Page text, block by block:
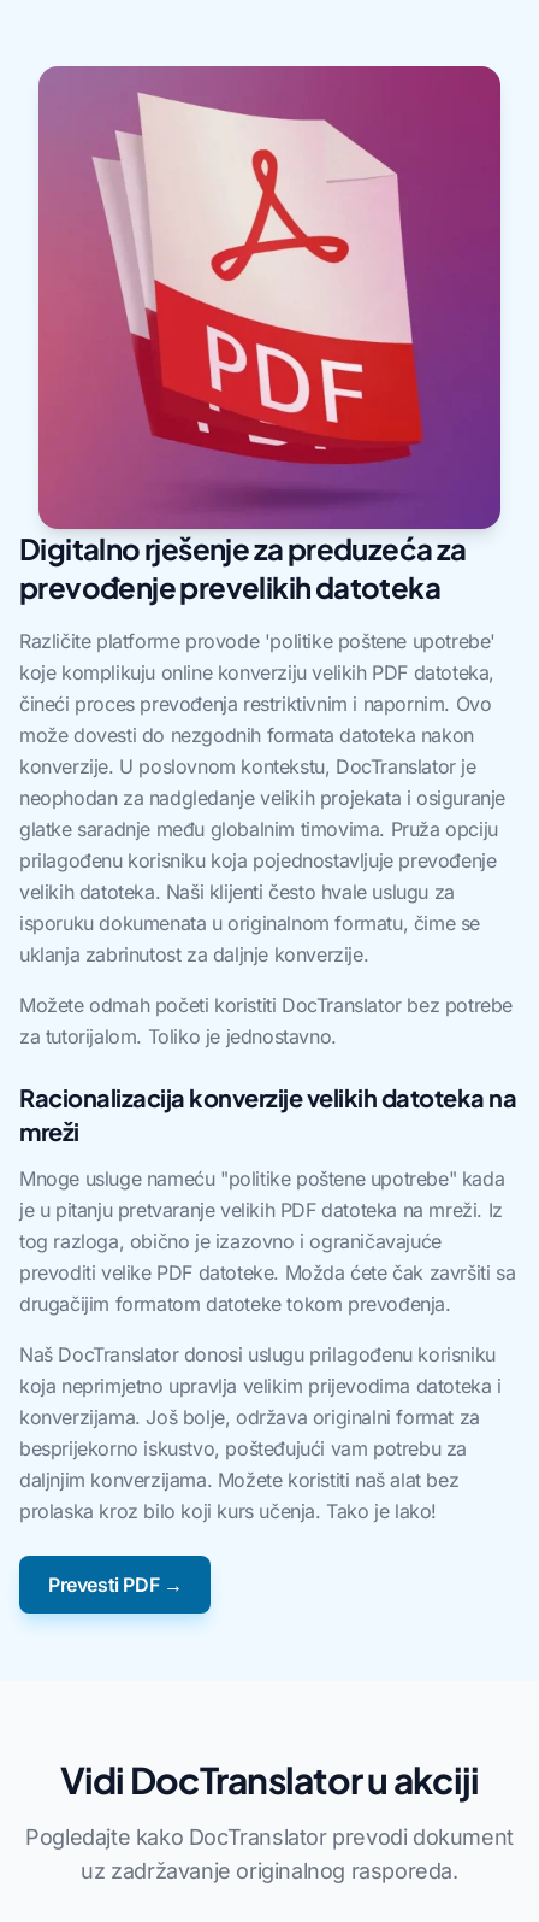
Digitalno rješenje za preduzeća za
prevođenje prevelikih datoteka
Različite platforme provode 'politike poštene upotrebe'
koje komplikuju online konverziju velikih PDF datoteka,
čineći proces prevođenja restriktivnim i napornim. Ovo
može dovesti do nezgodnih formata datoteka nakon
konverzije. U poslovnom kontekstu, DocTranslator je
neophodan za nadgledanje velikih projekata i osiguranje
glatke saradnje među globalnim timovima. Pruža opciju
prilagođenu korisniku koja pojednostavljuje prevođenje
velikih datoteka. Naši klijenti često hvale uslugu za
isporuku dokumenata u originalnom formatu, čime se
uklanja zabrinutost za daljnje konverzije.
Možete odmah početi koristiti DocTranslator bez potrebe
za tutorijalom. Toliko je jednostavno.
Racionalizacija konverzije velikih datoteka na
mreži
Mnoge usluge nameću "politike poštene upotrebe" kada
je u pitanju pretvaranje velikih PDF datoteka na mreži. Iz
tog razloga, obično je izazovno i ograničavajuće
prevoditi velike PDF datoteke. Možda ćete čak završiti sa
drugačijim formatom datoteke tokom prevođenja.
Naš DocTranslator donosi uslugu prilagođenu korisniku
koja neprimjetno upravlja velikim prijevodima datoteka i
konverzijama. Još bolje, održava originalni format za
besprijekorno iskustvo, pošteđujući vam potrebu za
daljnjim konverzijama. Možete koristiti naš alat bez
prolaska kroz bilo koji kurs učenja. Tako je lako!
Prevesti PDF →
Vidi DocTranslator u akciji
Pogledajte kako DocTranslator prevodi dokument
uz zadržavanje originalnog rasporeda.